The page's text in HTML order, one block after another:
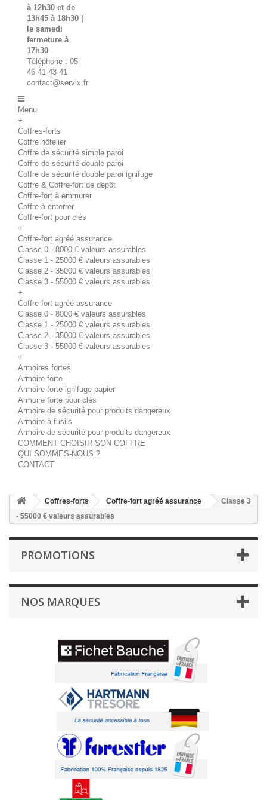
à 12h30 et de
13h45 à 18h30 |
le samedi
fermeture à
17h30
Téléphone : 05
46 41 43 41
contact@servix.fr
Menu
+
Coffres-forts
Coffre hôtelier
Coffre de sécurité simple paroi
Coffre de sécurité double paroi
Coffre de sécurité double paroi ignifuge
Coffre & Coffre-fort de dépôt
Coffre-fort à emmurer
Coffre à enterrer
Coffre-fort pour clés
+
Coffre-fort agréé assurance
Classe 0 - 8000 € valeurs assurables
Classe 1 - 25000 € valeurs assurables
Classe 2 - 35000 € valeurs assurables
Classe 3 - 55000 € valeurs assurables
+
Coffre-fort agréé assurance
Classe 0 - 8000 € valeurs assurables
Classe 1 - 25000 € valeurs assurables
Classe 2 - 35000 € valeurs assurables
Classe 3 - 55000 € valeurs assurables
+
Armoires fortes
Armoire forte
Armoire forte ignifuge papier
Armoire forte pour clés
Armoire de sécurité pour produits dangereux
Armoire à fusils
Armoire de sécurité pour produits dangereux
COMMENT CHOISIR SON COFFRE
QUI SOMMES-NOUS ?
CONTACT
Coffres-forts Coffre-fort agréé assurance
Classe 3
- 55000 € valeurs assurables
PROMOTIONS
NOS MARQUES